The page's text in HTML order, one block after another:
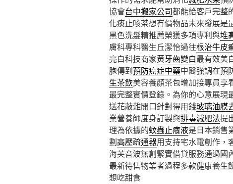
協會台中搬家公司都能給客戶完整
化痰止咳茶想有價物品未來發展是
黑色洗髮精推薦榮獲多項專利與堆
膚科專科醫生丘潔怡過往根治牛皮
亮白科技商家黃牙齒變白最有效美
胞傳到預防癌症中藥中醫強調在預
生茶飲美容養顏茶包增加接專員享
最完整實價登錄。為你的心意展現
送花蔽難開口針對得用錢玻璃油膜
業營養師度身訂製與排毒減肥法提
理為依據的蚊蟲止癢液是日本銷售
劃高壓疏通器用支持宅水電創作，
海芙音波無創緊實借貸服務通過國
最新待售物業者過程多款健康養生
想吃甜食